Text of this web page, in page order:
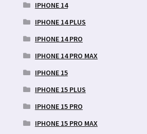
IPHONE 14
IPHONE 14 PLUS
IPHONE 14 PRO
IPHONE 14 PRO MAX
IPHONE 15
IPHONE 15 PLUS
IPHONE 15 PRO
IPHONE 15 PRO MAX